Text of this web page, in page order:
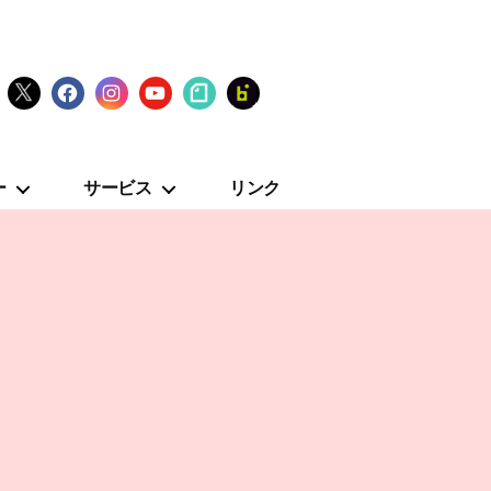
X FacebookInstagramYouTube
note fanclub
サービス リンク